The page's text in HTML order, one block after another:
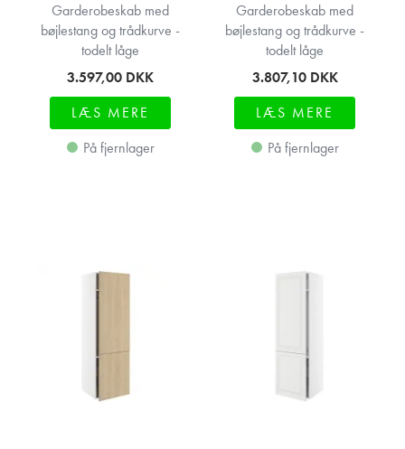
Garderobeskab med
bøjlestang og trådkurve -
todelt låge
3.597,00 DKK
LÆS MERE
På fjernlager
Garderobeskab med
bøjlestang og trådkurve -
todelt låge
3.807,10 DKK
LÆS MERE
På fjernlager